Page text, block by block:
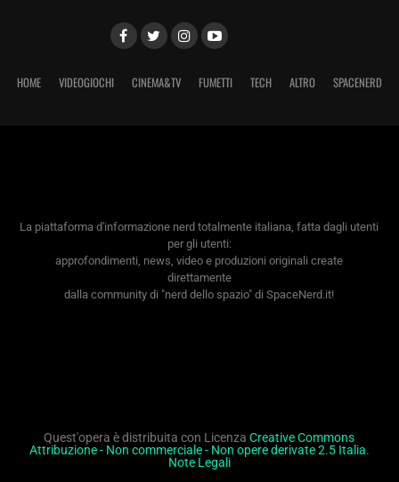
HOME VIDEOGIOCHI CINEMA&TV FUMETTI TECH ALTRO SPACENERD
La piattaforma d'informazione nerd totalmente italiana, fatta dagli utenti
per gli utenti:
approfondimenti, news, video e produzioni originali create
direttamente
dalla community di "nerd dello spazio" di SpaceNerd.it!
Quest'opera è distribuita con LicenzaCreative Commons
Attribuzione - Non commerciale - Non opere derivate 2.5 Italia.
Note Legali